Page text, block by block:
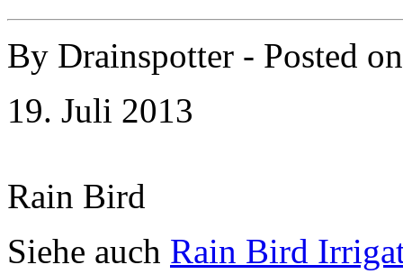
By Drainspotter - Posted
19. Juli 2013
Rain Bird
Siehe auch Rain Bird